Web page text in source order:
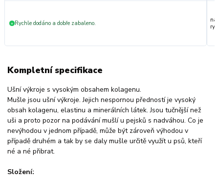
+ Rychle dodáno a dobře zabaleno.
Kompletní specifikace
Ušní výkroje s vysokým obsahem kolagenu.
Mušle jsou ušní výkroje. Jejich nespornou předností je vysoký
obsah kolagenu, elastinu a minerálních látek. Jsou tučnější než
uši a proto pozor na podávání mušlí u pejsků s nadváhou. Co je
nevýhodou v jednom případě, může být zároveň výhodou v
případě druhém a tak by se daly mušle určitě využít u psů, kteří
né a né přibrat.
Složení: